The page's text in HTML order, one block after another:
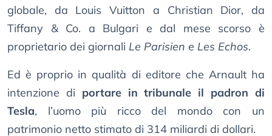
globale, da Louis Vuitton a Christian Dior, da
Tiffany & Co. a Bulgari e dal mese scorso è
proprietario dei giornali Le Parisien e Les Echos.
Ed è proprio in qualità di editore che Arnault ha
intenzione di portare in tribunale il padron di
Tesla, l’uomo più ricco del mondo con un
patrimonio netto stimato di 314 miliardi di dollari.